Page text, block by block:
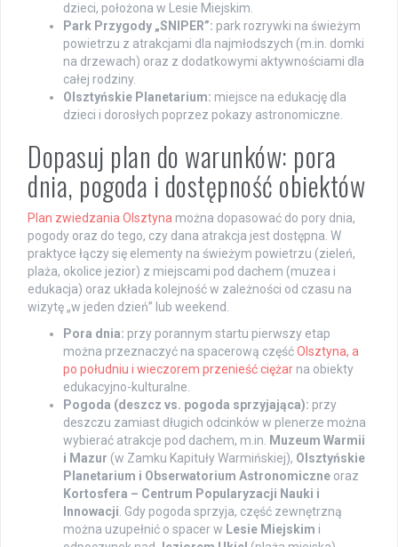
dzieci, położona w Lesie Miejskim.
Park Przygody „SNIPER”: park rozrywki na świeżym
powietrzu z atrakcjami dla najmłodszych (m.in. domki
na drzewach) oraz z dodatkowymi aktywnościami dla
całej rodziny.
Olsztyńskie Planetarium: miejsce na edukację dla
dzieci i dorosłych poprzez pokazy astronomiczne.
Dopasuj plan do warunków: pora
dnia, pogoda i dostępność obiektów
Plan zwiedzania Olsztyna można dopasować do pory dnia,
pogody oraz do tego, czy dana atrakcja jest dostępna. W
praktyce łączy się elementy na świeżym powietrzu (zieleń,
plaża, okolice jezior) z miejscami pod dachem (muzea i
edukacja) oraz układa kolejność w zależności od czasu na
wizytę „w jeden dzień” lub weekend.
Pora dnia: przy porannym startu pierwszy etap
można przeznaczyć na spacerową częśćOlsztyna, a
po południu i wieczorem przenieść ciężar na obiekty
edukacyjno-kulturalne.
Pogoda (deszcz vs. pogoda sprzyjająca): przy
deszczu zamiast długich odcinków w plenerze można
wybierać atrakcje pod dachem, m.in.
Muzeum Warmii
i Mazur (w Zamku Kapituły Warmińskiej), Olsztyńskie
Planetarium i Obserwatorium Astronomiczne oraz
Kortosfera – Centrum Popularyzacji Nauki i
Innowacji . Gdy pogoda sprzyja, część zewnętrzną
można uzupełnić o spacer w Lesie Miejskim i